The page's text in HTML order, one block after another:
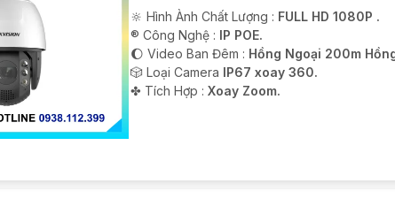
🔆 Hình Ành Chất Lượng : FULL HD 1080P .
®️ Công Nghệ : IP POE.
🌔 Video Ban Đêm : Hồng Ngoại 200m
🎲 Loại Camera IP67 xoay 360.
️✤ Tích Hợp : Xoay Zoom.